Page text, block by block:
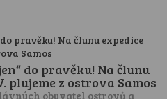
do pravěku! Na člunu
plujeme z ostrova Samos
obyvatel ostrovů a